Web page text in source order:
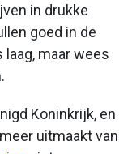
in drukke
goed in de
maar wees
Koninkrijk, en
uitmaakt van